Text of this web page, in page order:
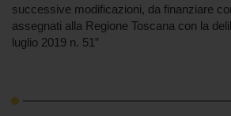
successive modificazioni, da finanziare
assegnati alla Regione Toscana con la
luglio 2019 n. 51”